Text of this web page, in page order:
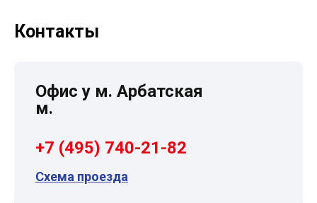
Контакты
Офис у м. Арбатская
м.
+7 (495) 740-21-82
Схема проезда